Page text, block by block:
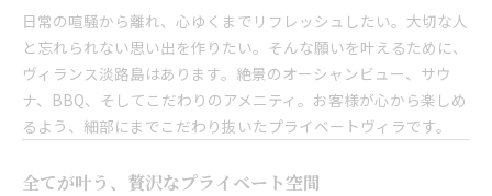
日常の喧騒から離れ、心ゆくまでリフレッシュしたい。大切な人
と忘れられない思い出を作りたい。そんな願いを叶えるために、
ヴィランス淡路島はあります。絶景のオーシャンビュー、サウ
ナ、BBQ、そしてこだわりのアメニティ。お客様が心から楽しめ
るよう、細部にまでこだわり抜いたプライベートヴィラです。
全てが叶う、贅沢なプライベート空間